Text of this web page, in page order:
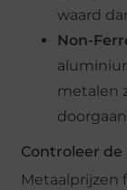
waard
Non-
metalen
Controleer de
Metaalprijzen